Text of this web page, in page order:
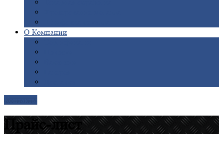
О Компании
Прайс-лист